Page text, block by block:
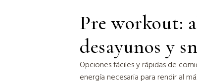
Pre workout:
desayunos y
Opciones fáciles y rápidas de
energía necesaria para rendir al